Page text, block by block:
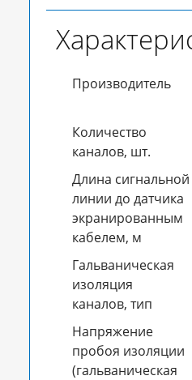
Производитель
Количество
каналов, шт.
Длина сигнальной
линии до датчика
экранированным
кабелем, м
Гальваническая
изоляция
каналов, тип
Напряжение
пробоя изоляции
(гальваническая